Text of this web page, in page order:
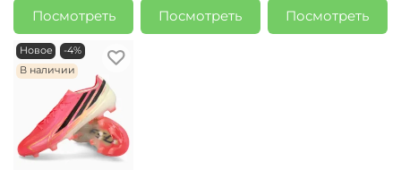
Посмотреть
Посмотреть
Посмотреть
Новое
-4%
В наличии